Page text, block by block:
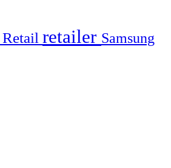
Retail retailer Samsung